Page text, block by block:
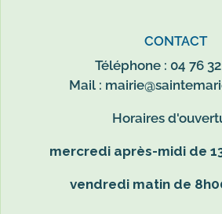
CONTACT
Téléphone : 04 76
Mail :
Horaires
mercredi après-midi de
vendredi matin de